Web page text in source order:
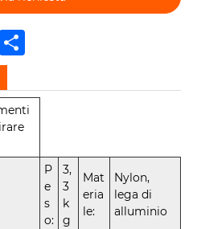
LinkedIn
P
e
s
o:
3,
3
k
g
Mat
eria
le:
Nylon,
lega di
alluminio